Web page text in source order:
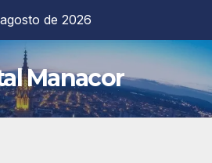
de 2026
Manacor